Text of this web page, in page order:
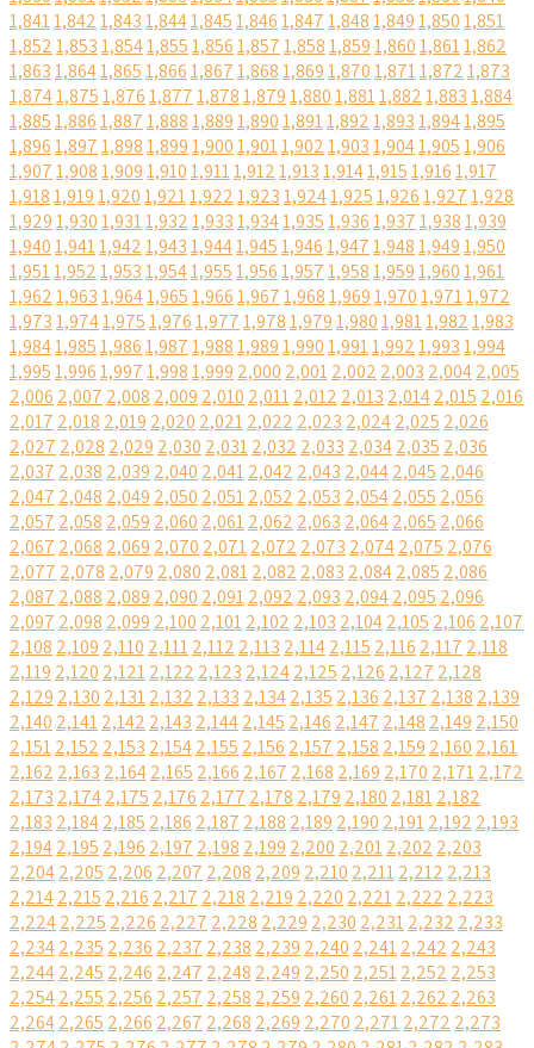
1,8411,8421,8431,8441,8451,8461,8471,8481,8491,8501,851
1,8521,8531,8541,8551,8561,8571,8581,8591,8601,8611,862
1,8631,8641,8651,8661,8671,8681,8691,8701,8711,8721,873
1,8741,8751,8761,8771,8781,8791,8801,8811,8821,8831,884
1,8851,8861,8871,8881,8891,8901,8911,8921,8931,8941,895
1,8961,8971,8981,8991,9001,9011,9021,9031,9041,9051,906
1,9071,9081,9091,9101,9111,9121,9131,9141,9151,9161,917
1,9181,9191,9201,9211,9221,9231,9241,9251,9261,9271,928
1,9291,9301,9311,9321,9331,9341,9351,9361,9371,9381,939
1,9401,9411,9421,9431,9441,9451,9461,9471,9481,9491,950
1,9511,9521,9531,9541,9551,9561,9571,9581,9591,9601,961
1,9621,9631,9641,9651,9661,9671,9681,9691,9701,9711,972
1,9731,9741,9751,9761,9771,9781,9791,9801,9811,9821,983
1,9841,9851,9861,9871,9881,9891,9901,9911,9921,9931,994
1,9951,9961,9971,9981,999 2,000 2,0012,002 2,003 2,0042,005
2,006 2,007 2,008 2,009 2,010 2,0112,012 2,013 2,0142,015 2,016
2,017 2,018 2,019 2,020 2,0212,022 2,023 2,0242,025 2,026
2,027 2,028 2,029 2,030 2,0312,032 2,033 2,0342,035 2,036
2,037 2,038 2,039 2,040 2,0412,042 2,043 2,0442,045 2,046
2,047 2,048 2,049 2,050 2,0512,052 2,053 2,0542,055 2,056
2,057 2,058 2,059 2,060 2,0612,062 2,063 2,0642,065 2,066
2,067 2,068 2,069 2,070 2,0712,072 2,073 2,0742,075 2,076
2,077 2,078 2,079 2,080 2,0812,082 2,083 2,0842,085 2,086
2,087 2,088 2,089 2,090 2,0912,092 2,093 2,0942,095 2,096
2,097 2,098 2,099 2,100 2,1012,102 2,103 2,1042,105 2,106 2,107
2,108 2,109 2,110 2,1112,112 2,113 2,1142,115 2,116 2,117 2,118
2,119 2,120 2,1212,122 2,123 2,1242,125 2,126 2,127 2,128
2,129 2,130 2,1312,132 2,133 2,1342,135 2,136 2,137 2,138 2,139
2,140 2,1412,142 2,143 2,1442,145 2,146 2,147 2,148 2,149 2,150
2,1512,152 2,153 2,1542,155 2,156 2,157 2,158 2,159 2,160 2,161
2,162 2,163 2,1642,165 2,166 2,167 2,168 2,169 2,170 2,1712,172
2,173 2,1742,175 2,176 2,177 2,178 2,179 2,180 2,1812,182
2,183 2,1842,185 2,186 2,187 2,188 2,189 2,190 2,1912,192 2,193
2,1942,195 2,196 2,197 2,198 2,199 2,200 2,2012,202 2,203
2,2042,205 2,206 2,207 2,208 2,209 2,210 2,2112,212 2,213
2,2142,215 2,216 2,217 2,218 2,219 2,220 2,2212,222 2,223
2,2242,225 2,226 2,227 2,228 2,229 2,230 2,2312,232 2,233
2,2342,235 2,236 2,237 2,238 2,239 2,240 2,2412,242 2,243
2,2442,245 2,246 2,247 2,248 2,249 2,250 2,2512,252 2,253
2,2542,255 2,256 2,257 2,258 2,259 2,260 2,2612,262 2,263
2,2642,265 2,266 2,267 2,268 2,269 2,270 2,2712,272 2,273